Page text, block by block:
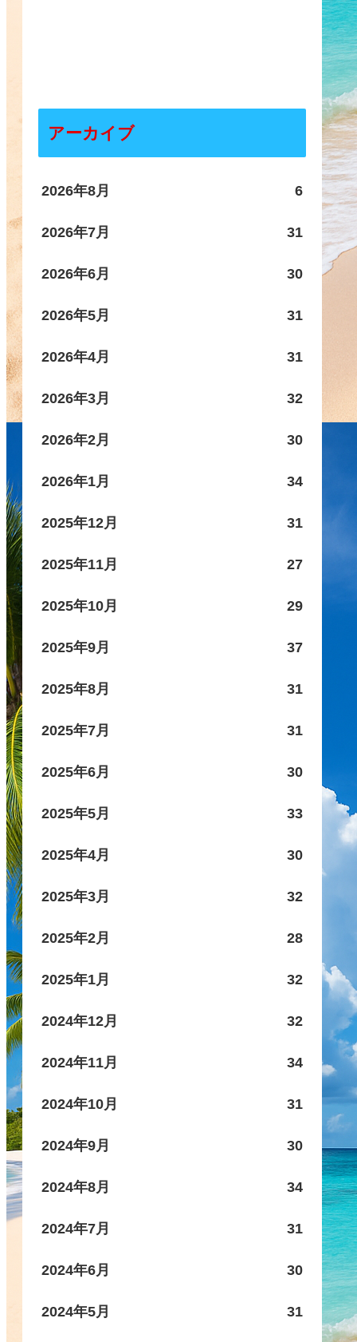
アーカイブ
2026年8月 6
2026年7月 31
2026年6月 30
2026年5月 31
2026年4月 31
2026年3月 32
2026年2月 30
2026年1月 34
2025年12月 31
2025年11月 27
2025年10月 29
2025年9月 37
2025年8月 31
2025年7月 31
2025年6月 30
2025年5月 33
2025年4月 30
2025年3月 32
2025年2月 28
2025年1月 32
2024年12月 32
2024年11月 34
2024年10月 31
2024年9月 30
2024年8月 34
2024年7月 31
2024年6月 30
2024年5月 31